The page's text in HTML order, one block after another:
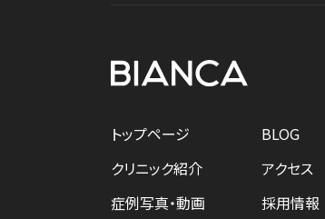
トップページ
クリニック紹介
症例写真・動画
BLOG
アクセス
採用情報